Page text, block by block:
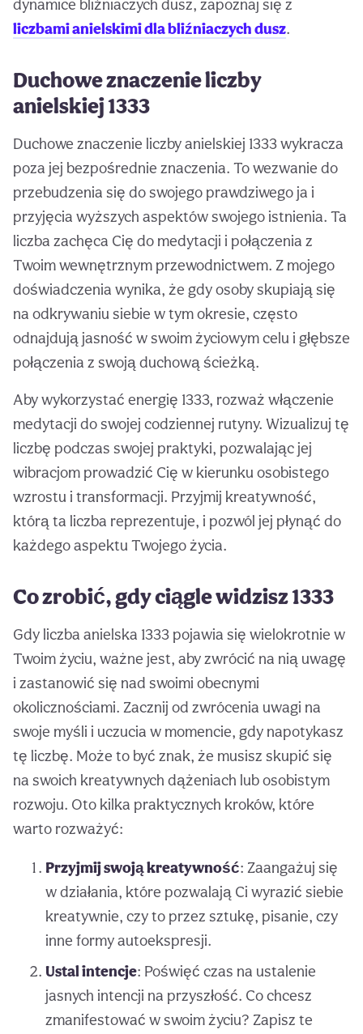
dynamice bliźniaczych dusz, zapoznaj się z
liczbami anielskimi dla bliźniaczych dusz.
Duchowe znaczenie liczby
anielskiej 1333
Duchowe znaczenie liczby anielskiej 1333 wykracza
poza jej bezpośrednie znaczenia. To wezwanie do
przebudzenia się do swojego prawdziwego ja i
przyjęcia wyższych aspektów swojego istnienia. Ta
liczba zachęca Cię do medytacji i połączenia z
Twoim wewnętrznym przewodnictwem. Z mojego
doświadczenia wynika, że gdy osoby skupiają się
na odkrywaniu siebie w tym okresie, często
odnajdują jasność w swoim życiowym celu i głębsze
połączenia z swoją duchową ścieżką.
Aby wykorzystać energię 1333, rozważ włączenie
medytacji do swojej codziennej rutyny. Wizualizuj tę
liczbę podczas swojej praktyki, pozwalając jej
wibracjom prowadzić Cię w kierunku osobistego
wzrostu i transformacji. Przyjmij kreatywność,
którą ta liczba reprezentuje, i pozwól jej płynąć do
każdego aspektu Twojego życia.
Co zrobić, gdy ciągle widzisz 1333
Gdy liczba anielska 1333 pojawia się wielokrotnie w
Twoim życiu, ważne jest, aby zwrócić na nią uwagę
i zastanowić się nad swoimi obecnymi
okolicznościami. Zacznij od zwrócenia uwagi na
swoje myśli i uczucia w momencie, gdy napotykasz
tę liczbę. Może to być znak, że musisz skupić się
na swoich kreatywnych dążeniach lub osobistym
rozwoju. Oto kilka praktycznych kroków, które
warto rozważyć:
Przyjmij swoją kreatywność: Zaangażuj się
w działania, które pozwalają Ci wyrazić siebie
kreatywnie, czy to przez sztukę, pisanie, czy
inne formy autoekspresji.
Ustal intencje: Poświęć czas na ustalenie
jasnych intencji na przyszłość. Co chcesz
zmanifestować w swoim życiu? Zapisz te